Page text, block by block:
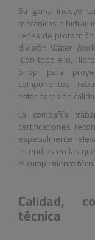
Su gama incluye
mecánicas e
redes de
división Water
Con todo ello,
Shop para
componentes
estándares de
La compañía
certificaciones
especialmente
incendios en las
el cumplimiento
Calidad,
técnica